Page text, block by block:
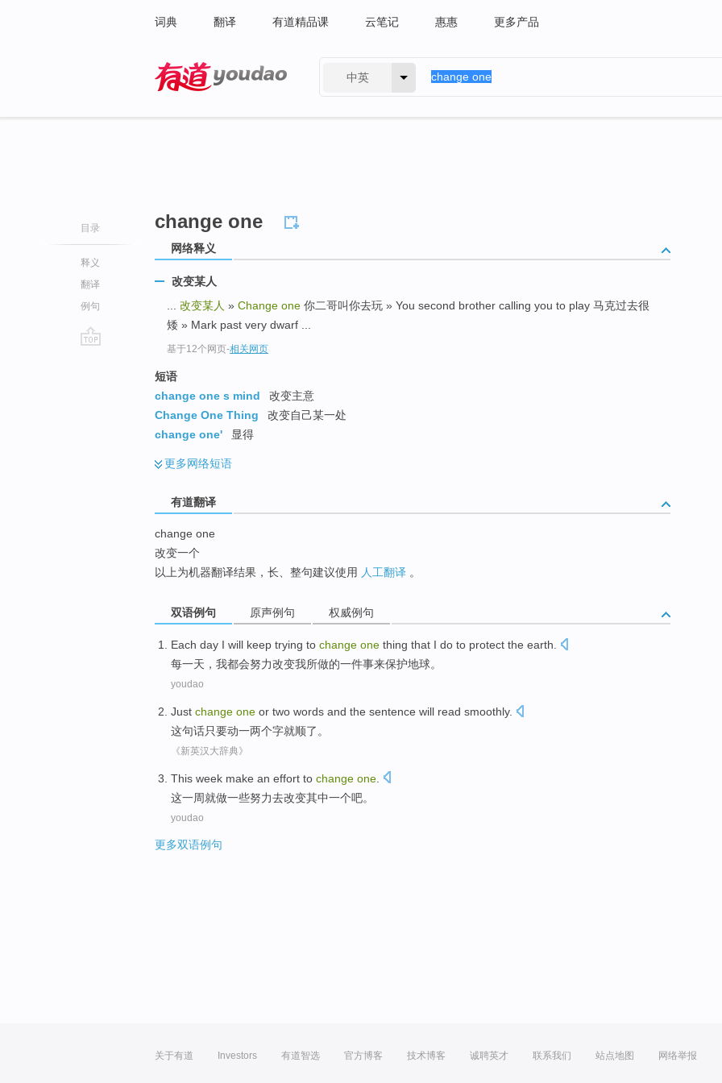
词典 翻译 有道精品课 云笔记 惠惠 更多产品
中英
目录
释义
翻译
例句
change one
网络释义
改变某人
改变某人 » Change one 你二哥叫你去玩 » You second brother calling you to play 马克过去很
矮 » Mark past very dwarf ...
基于12个网页-相关网页
短语
change one s mind
改变主意
Change One Thing
改变自己某一处
change one'
显得
更多网络短语
有道翻译
change one
改变一个
以上为机器翻译结果，长、整句建议使用 人工翻译 。
双语例句 原声例句 权威例句
Each day I will keep trying to change one thing that I do to protect the earth.
每一天，我都会努力改变我所做的一件事来保护地球。
youdao
Just change one or two words and the sentence will read smoothly.
这句话只要动一两个字就顺了。
《新英汉大辞典》
This week make an effort to change one
这一周就做一些努力去改变其中一个吧。
youdao
更多双语例句
关于有道 Investors 有道智选 官方博客 技术博客 诚聘英才 联系我们 站点地图 网络举报